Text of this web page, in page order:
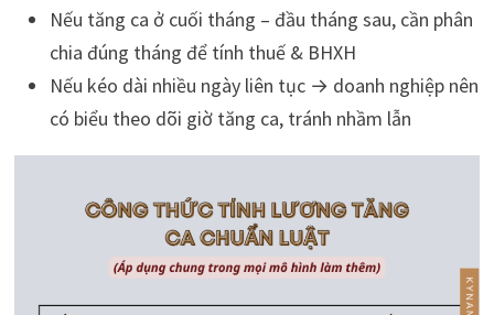
Nếu tăng ca ở cuối tháng – đầu tháng sau, cần phân
chia đúng tháng để tính thuế & BHXH
Nếu kéo dài nhiều ngày liên tục → doanh nghiệp nên
có biểu theo dõi giờ tăng ca, tránh nhầm lẫn